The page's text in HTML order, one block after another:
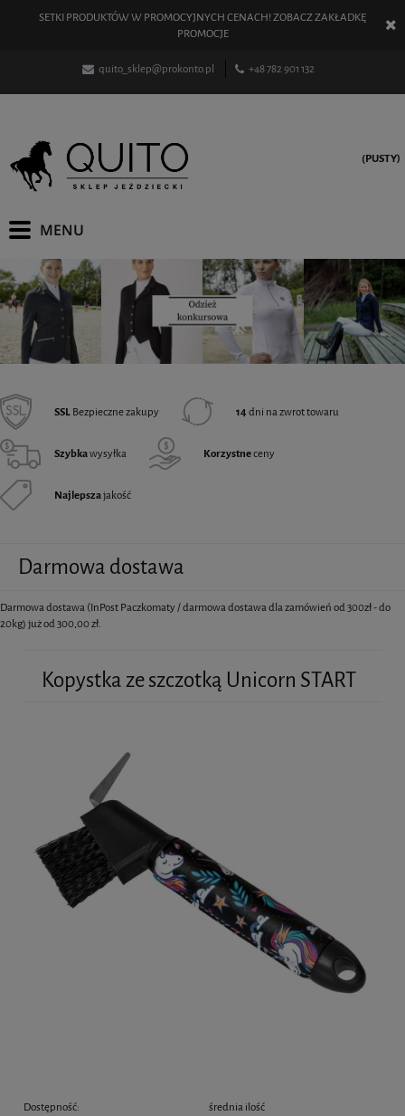
SETKI PRODUKTÓW W PROMOCYJNYCH CENACH! ZOBACZ ZAKŁADKĘ
PROMOCJE
quito_sklep@prokonto.pl +48 782 901 132
(PUSTY)
SSLBezpieczne zakupy 14dni na zwrot towaru
Szybkawysyłka Korzystneceny
Najlepszajakość
Darmowa dostawa
Darmowa dostawa (InPost Paczkomaty / darmowa dostawa dla zamówień od 300zł - do
20kg) już od 300,00 zł.
Kopystka ze szczotką Unicorn START
Dostępność:
średnia ilość